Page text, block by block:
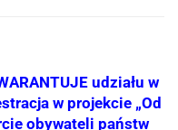
udziału w
w projekcie „Od
obywateli państw